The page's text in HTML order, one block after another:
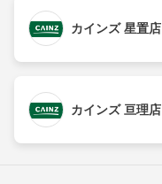
カインズ 星置店
カインズ 亘理店